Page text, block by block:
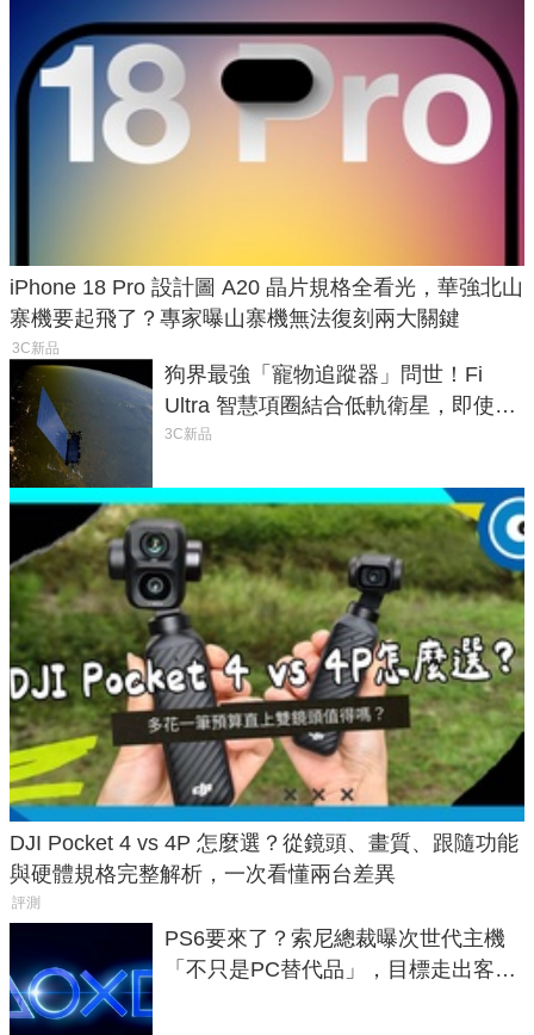
iPhone 18 Pro 設計圖 A20 晶片規格全看光，華強北山
寨機要起飛了？專家曝山寨機無法復刻兩大關鍵
3C新品
狗界最強「寵物追蹤器」問世！Fi
Ultra 智慧項圈結合低軌衛星，即使在
密林山谷也能精準找回愛犬
3C新品
DJI Pocket 4 vs 4P 怎麼選？從鏡頭、畫質、跟隨功能
與硬體規格完整解析，一次看懂兩台差異
評測
PS6要來了？索尼總裁曝次世代主機
「不只是PC替代品」，目標走出客